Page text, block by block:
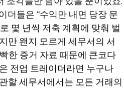
더들은 “수익만 내면 당장 문
몇 년씩 저축 계획에 맞춰 벌
만 왠지 모르게 세무서의 서
한 증거 자료 때문에 큰코다
전업 트레이더라면 누구나
할 세무서에서는 모든 거래의